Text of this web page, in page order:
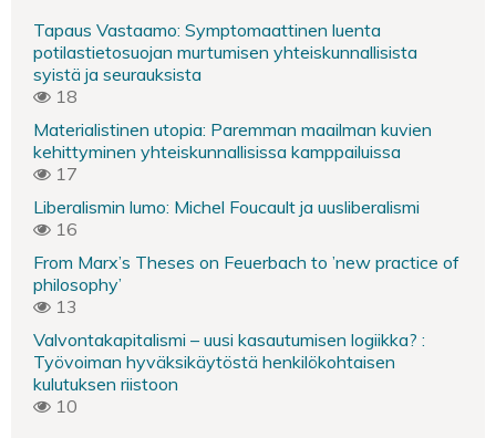
Tapaus Vastaamo: Symptomaattinen luenta
potilastietosuojan murtumisen yhteiskunnallisista
syistä ja seurauksista
18
Materialistinen utopia: Paremman maailman kuvien
kehittyminen yhteiskunnallisissa kamppailuissa
17
Liberalismin lumo: Michel Foucault ja uusliberalismi
16
From Marx’s Theses on Feuerbach to ’new practice of
philosophy’
13
Valvontakapitalismi – uusi kasautumisen logiikka? :
Työvoiman hyväksikäytöstä henkilökohtaisen
kulutuksen riistoon
10